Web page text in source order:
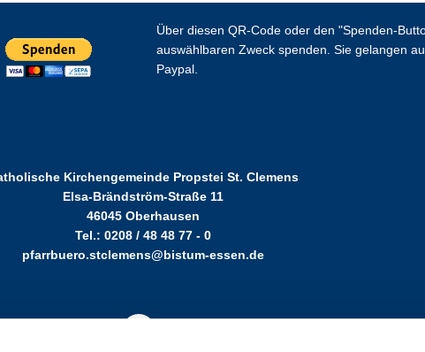
Über diesen QR-Code oder den "Spenden-
auswählbaren Zweck spenden. Sie gelangen
Paypal.
Kirchengemeinde Propstei St. Clemens
Elsa-Brändström-Straße 11
46045 Oberhausen
Tel.: 0208 / 48 48 77 - 0
pfarrbuero.stclemens@bistum-essen.de